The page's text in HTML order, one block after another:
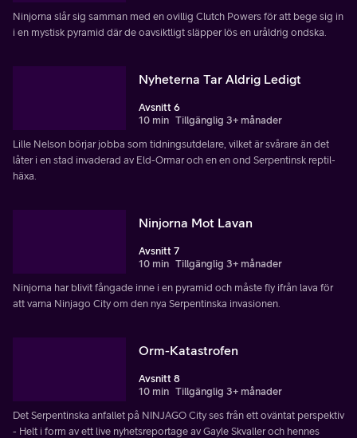
Ninjorna slår sig samman med en ovillig Clutch Powers för att bege sig in
i en mystisk pyramid där de oavsiktligt släpper lös en uråldrig ondska.
Nyheterna Tar Aldrig Ledigt
Avsnitt 6
10 min Tillgänglig 3+ månader
Lille Nelson börjar jobba som tidningsutdelare, vilket är svårare än det
låter i en stad invaderad av Eld-Ormar och en en ond Serpentinsk reptil-
häxa.
Ninjorna Mot Lavan
Avsnitt 7
10 min Tillgänglig 3+ månader
Ninjorna har blivit fångade inne i en pyramid och måste fly ifrån lava för
att varna Ninjago City om den nya Serpentinska invasionen.
Orm-Katastrofen
Avsnitt 8
10 min Tillgänglig 3+ månader
Det Serpentinska anfallet på NINJAGO City ses från ett oväntat perspektiv
- Helt i form av ett live nyhetsreportage av Gayle Skvaller och hennes